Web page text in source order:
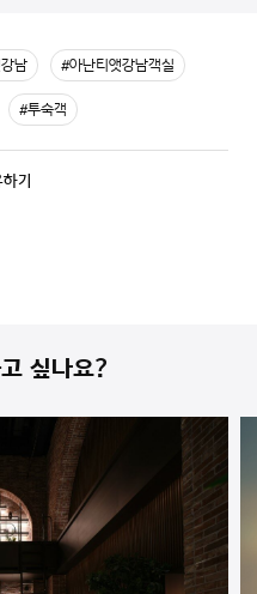
남 #아난티앳강남객실
#투숙객
기
싶나요?